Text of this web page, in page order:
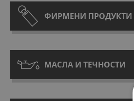
ФИРМЕНИ ПРОДУКТИ
МАСЛА И ТЕЧНОСТИ